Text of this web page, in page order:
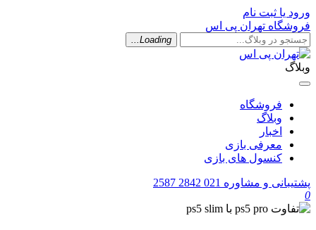
یا ثبت نام
تهران پی اس
Loading...
فروشگاه
وبلاگ
اخبار
معرفی بازی
کنسول های بازی
و مشاوره 021 2842 2587